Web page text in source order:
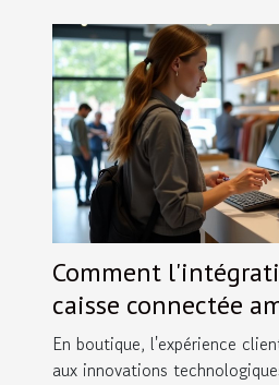
Comment
caisse connectée
l'expérience client
En boutique, l'expérience
aux innovations